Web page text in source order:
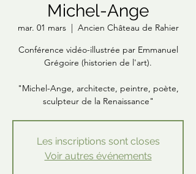
Michel-Ange
mar. 01 mars
  |
Ancien Château de Rahier
Conférence vidéo-illustrée par Emmanuel
Grégoire (historien de l'art).
"Michel-Ange, architecte, peintre, poète,
sculpteur de la Renaissance"
Les inscriptions sont closes
Voir autres événements